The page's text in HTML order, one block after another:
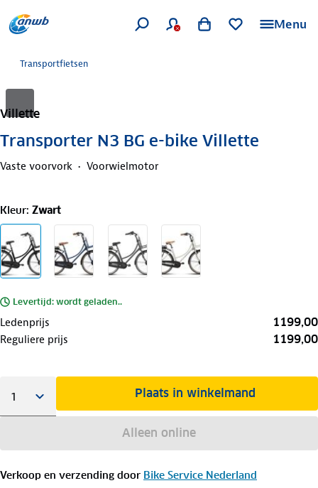
Menu
Transportfietsen
Villette
Transporter N3 BG e-bike Villette
Vaste voorvork Voorwielmotor
Kleur: Zwart
Levertijd: wordt geladen..
Ledenprijs 1199,00
Reguliere prijs 1199,00
Plaats in winkelmand
Alleen online
Verkoop en verzending door Bike Service Nederland